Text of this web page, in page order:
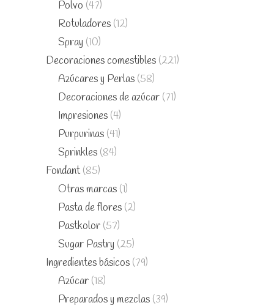
Polvo (47)
Rotuladores (12)
Spray (10)
Decoraciones comestibles (221)
Azúcares y Perlas (58)
Decoraciones de azúcar (71)
Impresiones (4)
Purpurinas (41)
Sprinkles (84)
Fondant (85)
Otras marcas (1)
Pasta de flores (2)
Pastkolor (57)
Sugar Pastry (25)
Ingredientes básicos (79)
Azúcar (18)
Preparados y mezclas (39)